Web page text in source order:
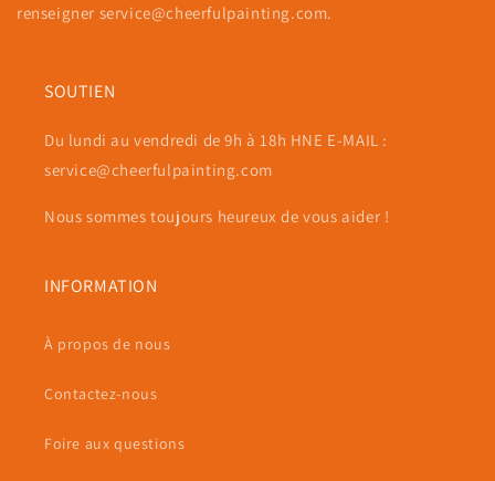
renseigner service@cheerfulpainting.com.
SOUTIEN
Du lundi au vendredi de 9h à 18h HNE E-MAIL :
service@cheerfulpainting.com
Nous sommes toujours heureux de vous aider !
INFORMATION
À propos de nous
Contactez-nous
Foire aux questions